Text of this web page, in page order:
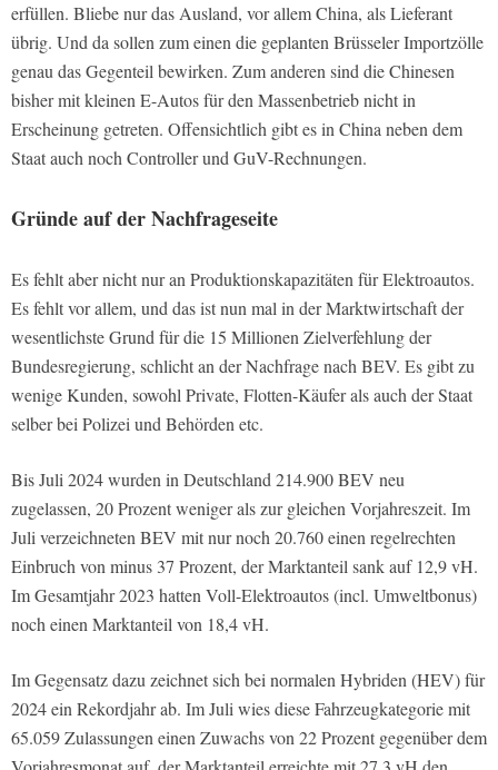
erfüllen. Βliebe nur das Ausland, vor allem China, als Lieferant
übrig. Und da sollen zum einen die geplanten Brüsseler Importzölle
genau das Gegenteil bewirken. Zum anderen sind die Chinesen
bisher mit kleinen E-Autos für den Massenbetrieb nicht in
Erscheinung getreten. Offensichtlich gibt es in China neben dem
Staat auch noch Controller und GuV-Rechnungen.
Gründe auf der Nachfrageseite
Es fehlt aber nicht nur an Produktionskapazitäten für Elektroautos.
Es fehlt vor allem, und das ist nun mal in der Marktwirtschaft der
wesentlichste Grund für die 15 Millionen Zielverfehlung der
Bundesregierung, schlicht an der Nachfrage nach BEV. Es gibt zu
wenige Kunden, sowohl Private, Flotten-Käufer als auch der Staat
selber bei Polizei und Behörden etc.
Bis Juli 2024 wurden in Deutschland 214.900 BEV neu
zugelassen, 20 Prozent weniger als zur gleichen Vorjahreszeit. Im
Juli verzeichneten BEV mit nur noch 20.760 einen regelrechten
Einbruch von minus 37 Prozent, der Marktanteil sank auf 12,9 vH.
Im Gesamtjahr 2023 hatten Voll-Elektroautos (incl. Umweltbonus)
noch einen Marktanteil von 18,4 vH.
Im Gegensatz dazu zeichnet sich bei normalen Hybriden (HEV) für
2024 ein Rekordjahr ab. Im Juli wies diese Fahrzeugkategorie mit
65.059 Zulassungen einen Zuwachs von 22 Prozent gegenüber dem